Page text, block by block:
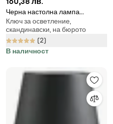
Черна настолна лампа
Таблица Черно House -
Markslöjd
Ключ за осветление,
скандинавски, на бюрото
(2)
В наличност